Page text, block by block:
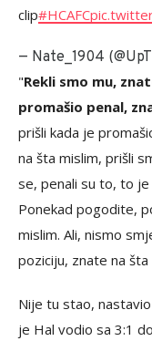
clip#HCAFC
— Nate_1904
"Rekli smo mu,
promašio penal,
prišli kada je
na šta mislim, prišli
se, penali su to, to
Ponekad pogodite,
mislim. Ali, nismo
poziciju, znate na
Nije tu stao,
je Hal vodio sa 3:1